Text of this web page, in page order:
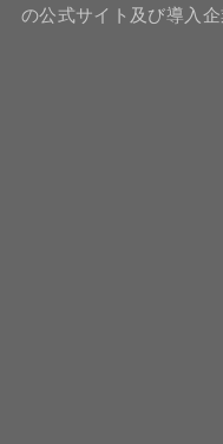
の公式サイト及び導入